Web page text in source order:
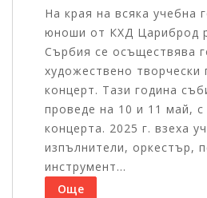
На края на всяка учебна
юноши от КХД Цариброд
Сърбия се осъществява
художествено творчески
концерт. Тази година
проведе на 10 и 11 май, с
концерта. 2025 г. взеха
изпълнители, оркестър,
инструмент...
Още